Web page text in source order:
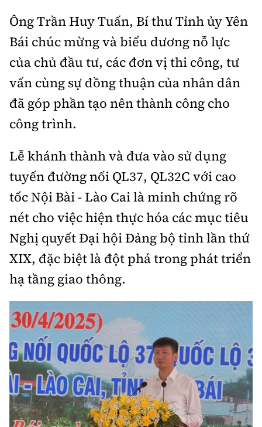
Phó Tổng biên tập: Nguyễn Sơn Tùng,
Nguyễn Đức Thắng, La Đức Hùng
Hotline:
0901 514 799
Quảng cáo và Phát hành:
0915 057 282
Email:bandoc@baoxaydung.vn
Cấm sao chép dưới mọi hình thức nếu không có sự
chấp thuận bằng văn bản.
Thông tin tòa
soạn
Ông Trần Huy Tuấn, Bí thư Tỉnh ủy Yên
Bái chúc mừng và biểu dương nỗ lực
của chủ đầu tư, các đơn vị thi công, tư
vấn cùng sự đồng thuận của nhân dân
đã góp phần tạo nên thành công cho
công trình.
Lễ khánh thành và đưa vào sử dụng
tuyến đường nối QL37, QL32C với cao
tốc Nội Bài - Lào Cai là minh chứng rõ
nét cho việc hiện thực hóa các mục tiêu
Nghị quyết Đại hội Đảng bộ tỉnh lần thứ
XIX, đặc biệt là đột phá trong phát triển
hạ tầng giao thông.